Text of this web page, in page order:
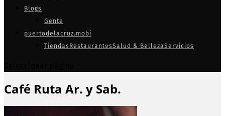
Blogs
Gente
puertodelacruz.mobi
Tiendas RestaurantesSalud & BellezaServicios
Café Ruta Ar. y Sab.